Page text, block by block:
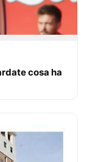
cosa ha